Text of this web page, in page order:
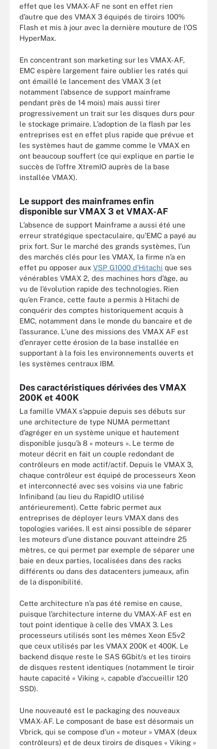
effet que les VMAX-AF ne sont en effet rien
d’autre que des VMAX 3 équipés de tiroirs 100%
Flash et mis à jour avec la dernière mouture de l’OS
HyperMax.
En concentrant son marketing sur les VMAX-AF,
EMC espère largement faire oublier les ratés qui
ont émaillé le lancement des VMAX 3 (et
notamment l’absence de support mainframe
pendant près de 14 mois) mais aussi tirer
progressivement un trait sur les disques durs pour
le stockage primaire. L’adoption de la flash par les
entreprises est en effet plus rapide que prévue et
les systèmes haut de gamme comme le VMAX en
ont beaucoup souffert (ce qui explique en partie le
succès de l’offre XtremIO auprès de la base
installée VMAX).
Le support des mainframes enfin
disponible sur VMAX 3 et VMAX-AF
L’absence de support Mainframe a aussi été une
erreur stratégique spectaculaire, qu’EMC a payé au
prix fort. Sur le marché des grands systèmes, l’un
des marchés clés pour les VMAX, la firme n’a en
effet pu opposer aux VSP G1000 d’Hitachi que ses
vénérables VMAX 2, des machines hors d’âge, au
vu de l’évolution rapide des technologies. Rien
qu’en France, cette faute a permis à Hitachi de
conquérir des comptes historiquement acquis à
EMC, notamment dans le monde du bancaire et de
l’assurance. L’une des missions des VMAX AF est
d’enrayer cette érosion de la base installée en
supportant à la fois les environnements ouverts et
les systèmes centraux IBM.
Des caractéristiques dérivées des VMAX
200K et 400K
La famille VMAX s’appuie depuis ses débuts sur
une architecture de type NUMA permettant
d’agréger en un système unique et hautement
disponible jusqu’à 8 « moteurs ». Le terme de
moteur décrit en fait un couple redondant de
contrôleurs en mode actif/actif. Depuis le VMAX 3,
chaque contrôleur est équipé de processeurs Xeon
et interconnecté avec ses voisins via une fabric
Infiniband (au lieu du RapidIO utilisé
antérieurement). Cette fabric permet aux
entreprises de déployer leurs VMAX dans des
topologies variées. Il est ainsi possible de séparer
les moteurs d’une distance pouvant atteindre 25
mètres, ce qui permet par exemple de séparer une
baie en deux parties, localisées dans des racks
différents ou dans des datacenters jumeaux, afin
de la disponibilité.
Cette architecture n’a pas été remise en cause,
puisque l’architecture interne du VMAX-AF est en
tout point identique à celle des VMAX 3. Les
processeurs utilisés sont les mêmes Xeon E5v2
que ceux utilisés par les VMAX 200K et 400K. Le
backend disque reste le SAS 6Gbit/s et les tiroirs
de disques restent identiques (notamment le tiroir
haute capacité « Viking », capable d’accueillir 120
SSD).
Une nouveauté est le packaging des nouveaux
VMAX-AF. Le composant de base est désormais un
Vbrick, qui se compose d’un « moteur » VMAX (deux
contrôleurs) et de deux tiroirs de disques « Viking »